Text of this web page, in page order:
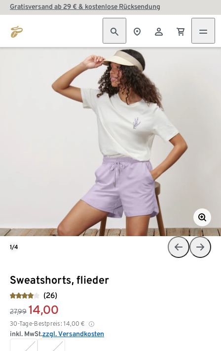
Gratisversand ab 29 € & kostenlose Rücksendung
Sweatshorts, flieder
(26)
27,99 14,00
30-Tage-Bestpreis: 14,00 €
inkl. MwSt.zzgl. Versandkosten
1/4